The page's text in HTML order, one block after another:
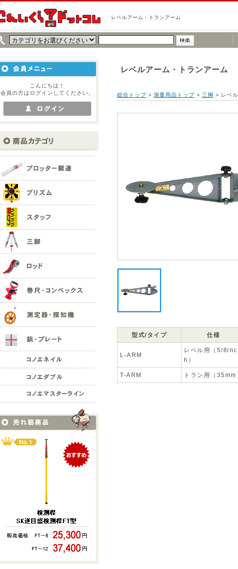
レベルアーム・トランアーム
こんにちは！
会員の方はログインしてください。
レベルアーム・トランアーム
総合トップ > 測量用品トップ > 三脚 > レベ
型式/タイプ 仕様
L-ARM
レベル用（5/8inc
h）
T-ARM トラン用（35mm